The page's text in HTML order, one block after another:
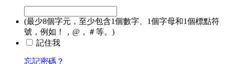
(最少8個字元，至少包含1個數字、1個字母和1個標點符
號，例如！，@，＃等。)
記住我
忘記密碼？